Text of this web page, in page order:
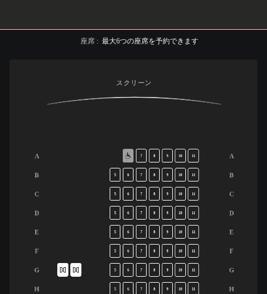
座席 : 最大6つの座席を予約できます
スクリーン
A
B
C
D
E
F
G
H
A
B
C
D
E
F
G
H
7 8 9 10 11
5 6 7 8 9 10 11
5 6 7 8 9 10 11
5 6 7 8 9 10
5 6 7 8 9 10
5 6 7 8 9 10 11
5 6 7 9 10 11
5 6 7 9 10 11